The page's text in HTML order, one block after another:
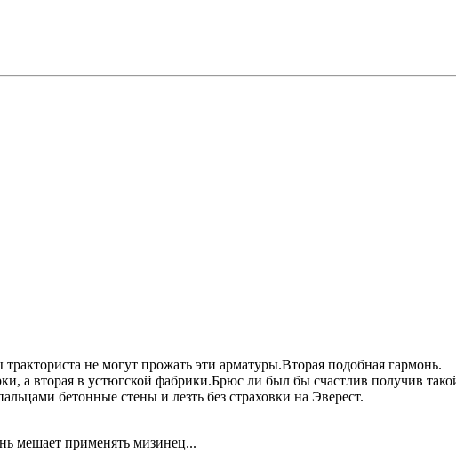
не могут прожать эти арматуры.Вторая подобная гармонь.
а вторая в устюгской фабрики.Брюс ли был бы счастлив получив
бетонные стены и лезть без страховки на Эверест.
мешает применять мизинец...